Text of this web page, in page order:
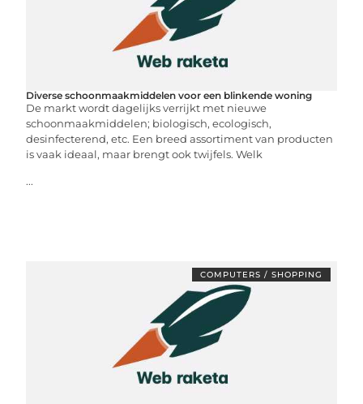
Diverse schoonmaakmiddelen voor een blinkende woning
De markt wordt dagelijks verrijkt met nieuwe
schoonmaakmiddelen; biologisch, ecologisch,
desinfecterend, etc. Een breed assortiment van producten
is vaak ideaal, maar brengt ook twijfels. Welk
...
COMPUTERS / SHOPPING